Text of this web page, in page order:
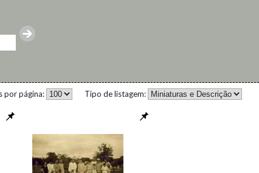
Tipo de listagem:
por página: